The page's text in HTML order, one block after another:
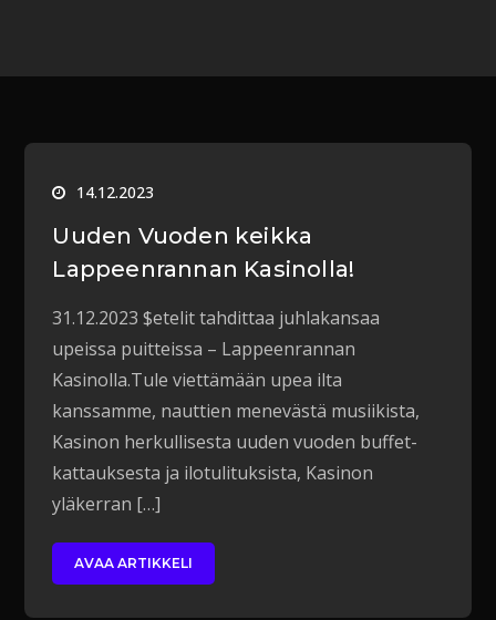
14.12.2023
Uuden Vuoden keikka
Lappeenrannan Kasinolla!
31.12.2023 $etelit tahdittaa juhlakansaa
upeissa puitteissa – Lappeenrannan
Kasinolla.Tule viettämään upea ilta
kanssamme, nauttien menevästä musiikista,
Kasinon herkullisesta uuden vuoden buffet-
kattauksesta ja ilotulituksista, Kasinon
yläkerran […]
AVAA ARTIKKELI